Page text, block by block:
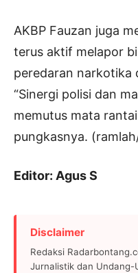
AKBP Fauzan juga
terus aktif melapor
peredaran narkotika
“Sinergi polisi dan
memutus mata
pungkasnya.
Editor: Agus S
Disclaimer
Redaksi
Jurnalistik dan Undang-